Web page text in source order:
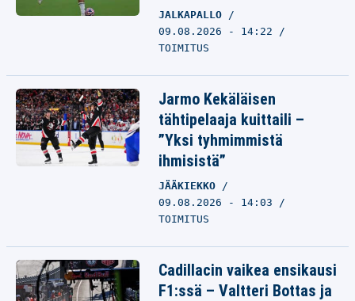
JALKAPALLO
09.08.2026 - 14:22
TOIMITUS
Jarmo Kekäläisen
tähtipelaaja kuittaili –
”Yksi tyhmimmistä
ihmisistä”
JÄÄKIEKKO
09.08.2026 - 14:03
TOIMITUS
Cadillacin vaikea ensikausi
F1:ssä – Valtteri Bottas ja